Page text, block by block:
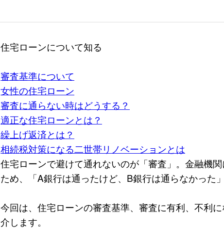
住宅ローンについて知る
審査基準について
女性の住宅ローン
審査に通らない時はどうする？
適正な住宅ローンとは？
繰上げ返済とは？
相続税対策になる二世帯リノベーションとは
住宅ローンで避けて通れないのが「審査」。金融機
ため、「A銀行は通ったけど、B銀行は通らなかった
今回は、住宅ローンの審査基準、審査に有利、不利
介します。